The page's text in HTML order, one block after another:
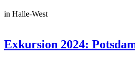
in Halle-West
Exkursion 2024: